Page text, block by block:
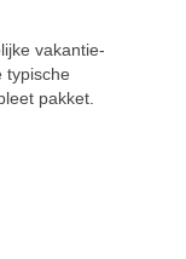
vakantie-
typische
pakket.